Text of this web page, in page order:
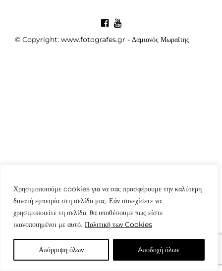
Χρησιμοποιούμε cookies για να σας προσφέρουμε την καλύτερη
δυνατή εμπειρία στη σελίδα μας. Εάν συνεχίσετε να
χρησιμοποιείτε τη σελίδα, θα υποθέσουμε πως είστε
ικανοποιημένοι με αυτό. Πολιτική των Cookies
Απόρριψη όλων Aποδοχή όλων
© Copyright: www.fotografes.gr - Δαμιανός Μωραΐτης